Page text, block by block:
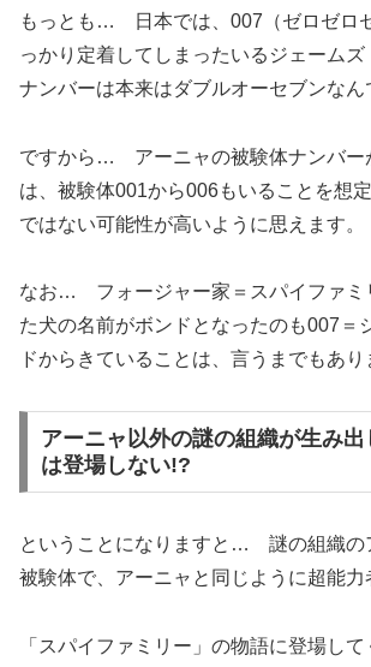
もっとも… 日本では、007（ゼロゼロ
っかり定着してしまったいるジェームズ
ナンバーは本来はダブルオーセブンなん
ですから… アーニャの被験体ナンバー
は、被験体001から006もいることを想
ではない可能性が高いように思えます。
なお… フォージャー家＝スパイファミ
た犬の名前がボンドとなったのも007＝
ドからきていることは、言うまでもあり
アーニャ以外の謎の組織が生み
は登場しない!?
ということになりますと… 謎の組織の
被験体で、アーニャと同じように超能
「スパイファミリー」の物語に登場し